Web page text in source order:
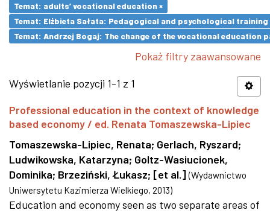
Temat: adults’ vocational education ×
Temat: Elżbieta Sałata: Pedagogical and psychological
Temat: Andrzej Bogaj: The change of the vocational education
Pokaż filtry zaawansowane
Wyświetlanie pozycji 1-1 z 1
Professional education in the context of knowledge
based economy / ed. Renata Tomaszewska-Lipiec
Tomaszewska-Lipiec, Renata; Gerlach, Ryszard;
Ludwikowska, Katarzyna; Goltz-Wasiucionek,
Dominika; Brzeziński, Łukasz; [et al.] (Wydawnictwo
Uniwersytetu Kazimierza Wielkiego, 2013)
Education and economy seen as two separate areas of